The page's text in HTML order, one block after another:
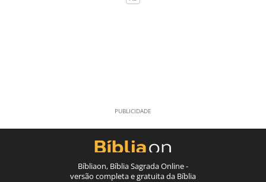
Bíbliaon, Bíblia Sagrada Online -
versão completa e gratuita da Bíblia